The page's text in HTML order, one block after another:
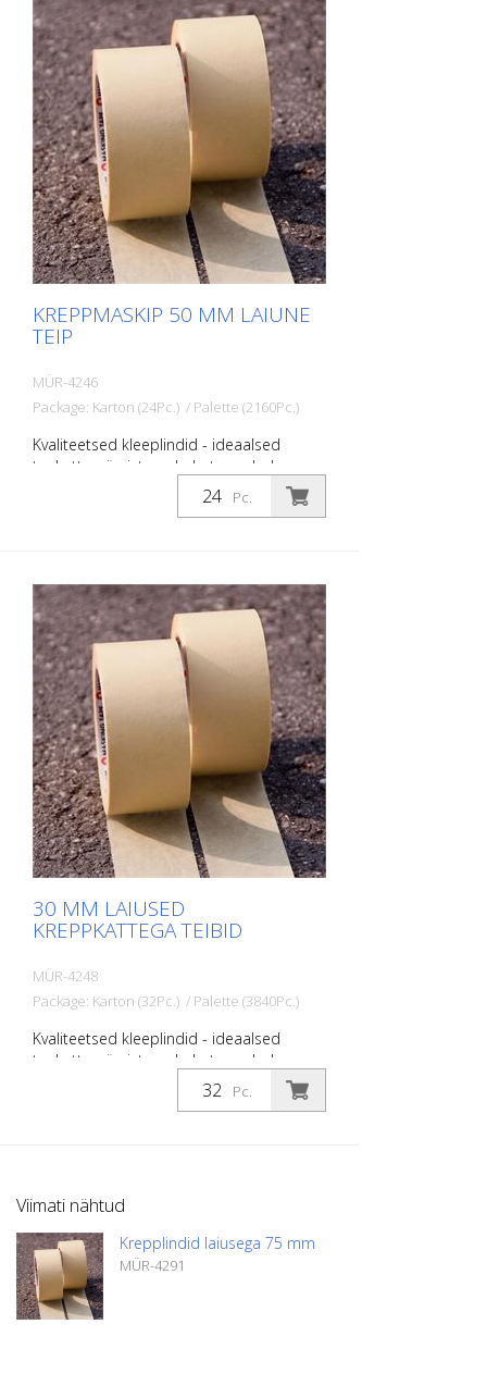
KREPPMASKIP 50 MM LAIUNE
TEIP
MÜR-4246
Package: Karton (24Pc.) / Palette (2160Pc.)
Kvaliteetsed kleeplindid - ideaalsed
teekattemärgistused ohutusradade,
märkide, sümbolite jne. maskeerimiseks.
Laius: 50 mm Pikkus: 50 meetrit
Pc.
30 MM LAIUSED
KREPPKATTEGA TEIBID
MÜR-4248
Package: Karton (32Pc.) / Palette (3840Pc.)
Kvaliteetsed kleeplindid - ideaalsed
teekattemärgistused ohutusradade,
märkide, sümbolite jne. maskeerimiseks.
Laius: Laius: 30 mm Pikkus: 50 meetrit
Pc.
Viimati nähtud
Krepplindid laiusega 75 mm
MÜR-4291